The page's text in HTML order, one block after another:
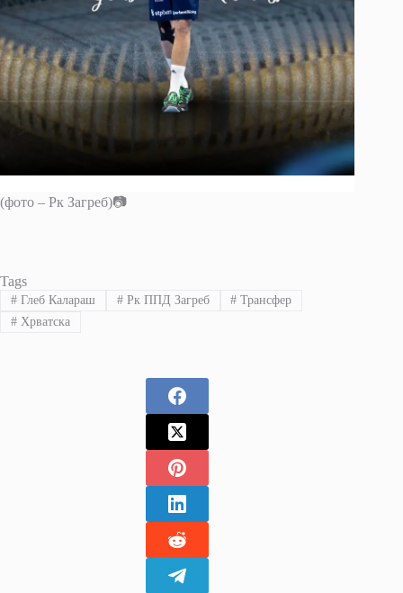
(фото – Рк Загреб)📷
Tags
#Глеб Калараш #Рк ППД Загреб # Трансфер
#Хрватска